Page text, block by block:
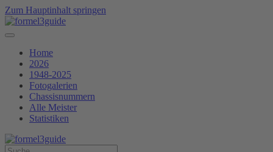
Zum Hauptinhalt springen
Home
2026
1948-2025
Fotogalerien
Chassisnummern
Alle Meister
Statistiken